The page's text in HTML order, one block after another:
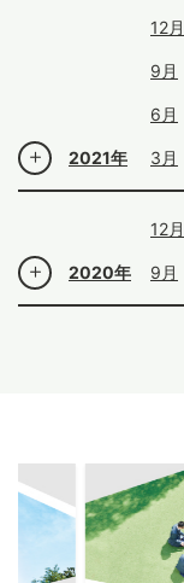
2021年
12月
9月
6月
3月
2020年
12月
9月